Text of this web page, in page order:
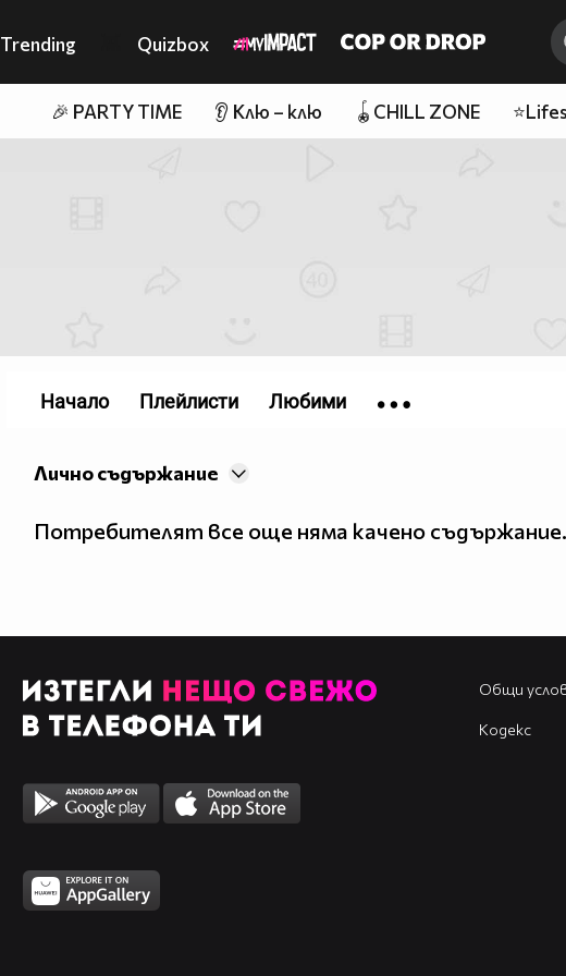
Trending Quizbox
🎉 PARTY TIME 👂 Клю – клю 🪀CHILL ZONE
Лично съдържание
Потребителят все още няма качено съдържание.
Начало Плейлисти Любими
Общи
Кодекс